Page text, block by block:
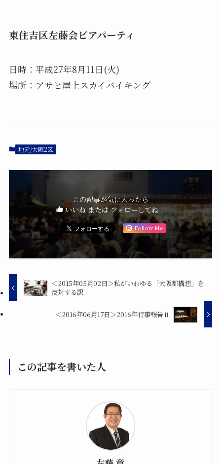
東住吉区左藤会ビアパーティ
日時：平成27年8月11日(火)
場所：アサヒ屋上スカイバイキング
地元/大阪2区
この記事が気に入ったら
いいね または フォローしてね！
Follow Me
＜2015年05月02日＞私がいわゆる「大阪都構想」を
反対する訳
＜2016年06月17日＞2016年行事報告Ⅱ
この記事を書いた人